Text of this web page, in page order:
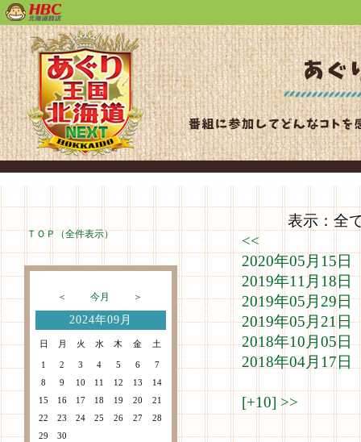
ＴＯＰ（全件表示）
＜ 今月 ＞
2024年09月
日 月 火 水 木 金 土
1 2 3 4 5 6
7
8
9 10 11 12 13
14
15
16 17 18 19 20
21
22
23 24 25 26 27
28
29
30
表示：全て
<<
2020年05月15
2019年11月18
2019年05月29
2019年05月21
2018年10月05
2018年04月17
[+10] >>